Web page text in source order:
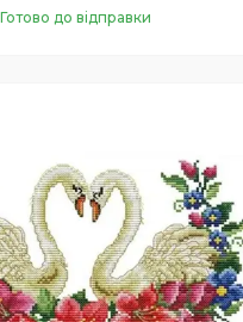
Готово до відправки